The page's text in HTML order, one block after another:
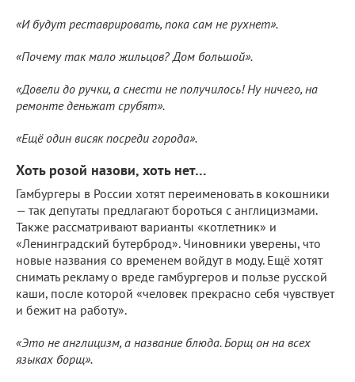
«И будут реставрировать, пока сам не рухнет».
«Почему так мало жильцов? Дом большой».
«Довели до ручки, а снести не получилось! Ну ничего, на
ремонте деньжат срубят».
«Ещё один висяк посреди города».
Хоть розой назови, хоть нет…
Гамбургеры в России хотят переименовать в кокошники
— так депутаты предлагают бороться с англицизмами.
Также рассматривают варианты «котлетник» и
«Ленинградский бутерброд». Чиновники уверены, что
новые названия со временем войдут в моду. Ещё хотят
снимать рекламу о вреде гамбургеров и пользе русской
каши, после которой «человек прекрасно себя чувствует
и бежит на работу».
«Это не англицизм, а название блюда. Борщ он на всех
языках борщ».